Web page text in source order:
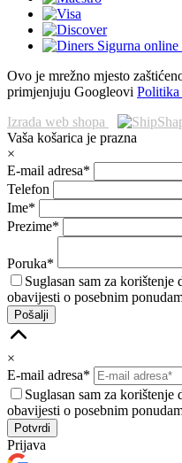
Ovo je mrežno mjesto
primjenjuju Googleovi Politika
Izrada web shopa
Vaša košarica je prazna
×
E-mail adresa*
Telefon
Ime*
Prezime*
Poruka*
Suglasan sam za
obavijesti o posebnim
Pošalji
×
E-mail adresa*
Suglasan sam za
obavijesti o posebnim
Prijava